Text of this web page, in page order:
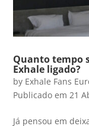
Quanto tempo
Exhale ligado?
by Exhale Fans
Publicado em 21
Já pensou em